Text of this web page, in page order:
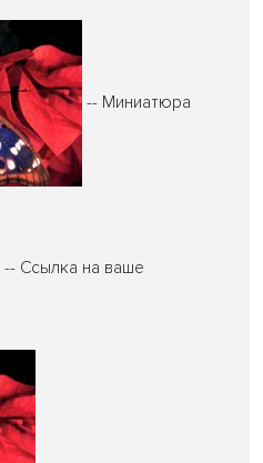
-- Миниатюра
-- Ссылка на ваше